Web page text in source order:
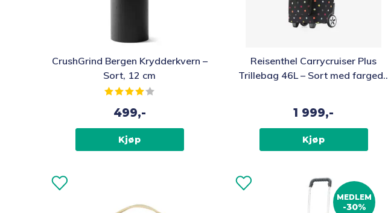
CrushGrind Bergen Krydderkvern –
Sort, 12 cm
Karakter:
499,-
Kjøp
Reisenthel Carrycruiser Plus
Trillebag 46L – Sort med fargede
1 999,-
Kjøp
MEDLEM
-30%